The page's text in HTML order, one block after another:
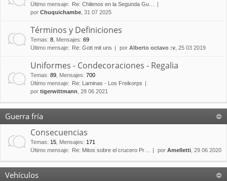
Último mensaje:
Re: Chilenos en la Segunda Gu…
por Chuquichambe , 31 07 2025
Términos y Definiciones
Temas: 8 Mensajes: 69
Último mensaje:
Re: Gott mit uns por Alberto octavo :v , 25 03 2019
Uniformes - Condecoraciones - Regalia
Temas: 89 Mensajes: 700
Último mensaje:
Re: Laminas - Los Freikorps
por tigerwittmann , 28 06 2021
Guerra fría
Consecuencias
Temas: 15 Mensajes: 171
Último mensaje:
Re: Mitos sobre el crucero Pr… por Amelletti , 29 06 2020
Vehículos